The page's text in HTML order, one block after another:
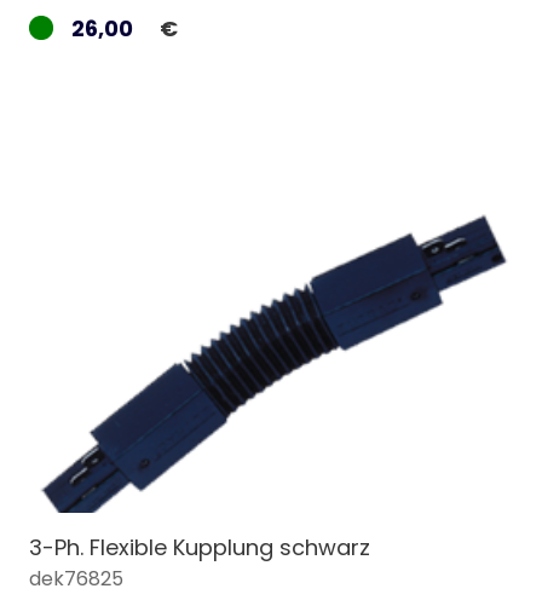
26,00 €
3-Ph. Flexible Kupplung schwarz
dek76825